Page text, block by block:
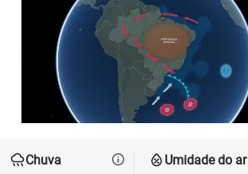
Chuva
Umidade do ar